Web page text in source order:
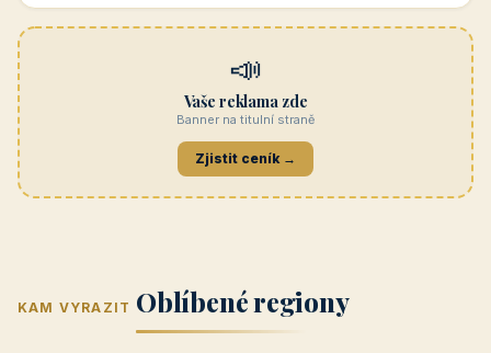
📣
Vaše reklama zde
Banner na titulní straně
Zjistit ceník →
KAM VYRAZIT Oblíbené regiony
(Jihomoravský
kraj)
kraj)
Zlínský kraj Žilinský
Karlovarský
Střední Čechy
(Středočeský